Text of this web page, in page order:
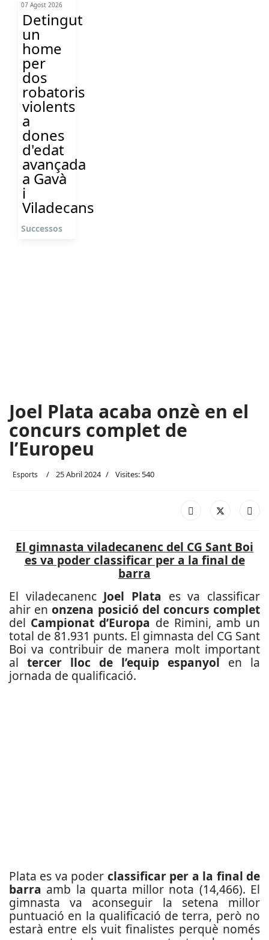
07 Agost 2026
Detingut
un
home
per
dos
robatoris
violents
a
dones
d'edat
avançada
a Gavà
i
Viladecans
Successos
Joel Plata acaba onzè en el
concurs complet de
l’Europeu
Esports 25 Abril 2024 Visites: 540
El gimnasta viladecanenc del CG Sant Boi
es va poder classificar per a la final de
barra
El viladecanenc Joel Plata es va classificar
ahir enonzena posició del concurs complet
del Campionat d’Europa de Rimini, amb un
total de 81.931 punts. El gimnasta del CG Sant
Boi va contribuir de manera molt important
al tercer lloc de l’equip espanyol en la
jornada de qualificació.
Plata es va poder classificar per a la final de
barra amb la quarta millor nota (14,466). El
gimnasta va aconseguir la setena millor
puntuació en la qualificació de terra, però no
estarà entre els vuit finalistes perquè només